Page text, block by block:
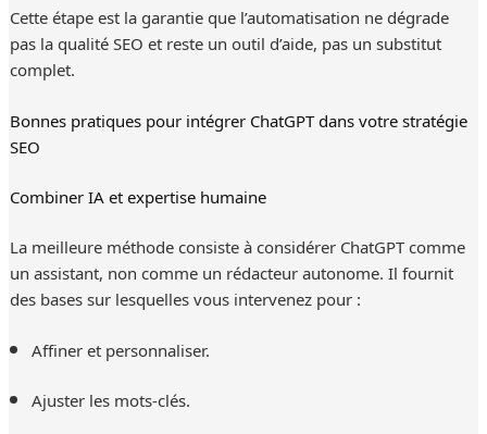
Cette étape est la garantie que l’automatisation ne dégrade
pas la qualité SEO et reste un outil d’aide, pas un substitut
complet.
Bonnes pratiques pour intégrer ChatGPT dans votre stratégie
SEO
Combiner IA et expertise humaine
La meilleure méthode consiste à considérer ChatGPT comme
un assistant, non comme un rédacteur autonome. Il fournit
des bases sur lesquelles vous intervenez pour :
Affiner et personnaliser.
Ajuster les mots-clés.